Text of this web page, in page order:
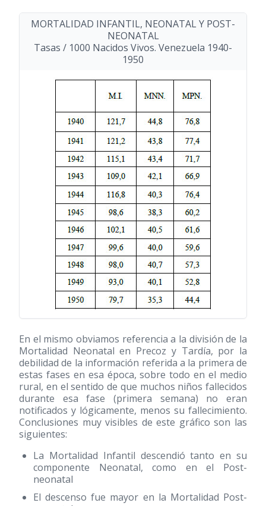
MORTALIDAD INFANTIL, NEONATAL Y POST-
NEONATAL
Tasas / 1000 Nacidos Vivos. Venezuela 1940-
1950
En el mismo obviamos referencia a la división de la
Mortalidad Neonatal en Precoz y Tardía, por la
debilidad de la información referida a la primera de
estas fases en esa época, sobre todo en el medio
rural, en el sentido de que muchos niños fallecidos
durante esa fase (primera semana) no eran
notificados y lógicamente, menos su fallecimiento.
Conclusiones muy visibles de este gráfico son las
siguientes:
La Mortalidad Infantil descendió tanto en su
componente Neonatal, como en el Post-
neonatal
El descenso fue mayor en la Mortalidad Post-